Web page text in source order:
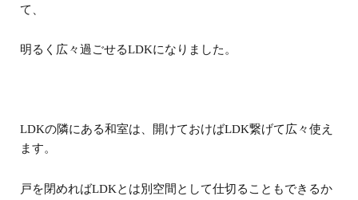
て、
明るく広々過ごせるLDKになりました。
LDKの隣にある和室は、開けておけばLDK繋げて広々使え
ます。
戸を閉めればLDKとは別空間として仕切ることもできるか